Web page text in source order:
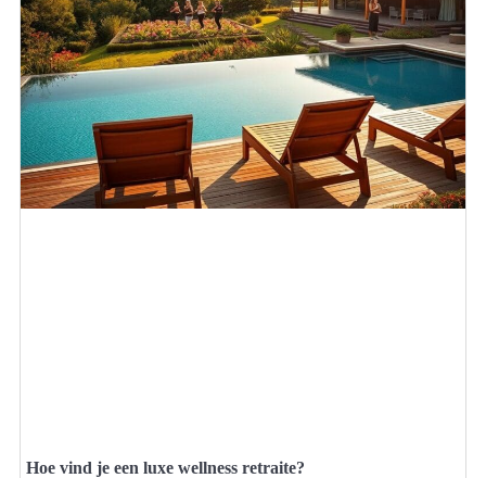
Hoe vind je een luxe wellness retraite?